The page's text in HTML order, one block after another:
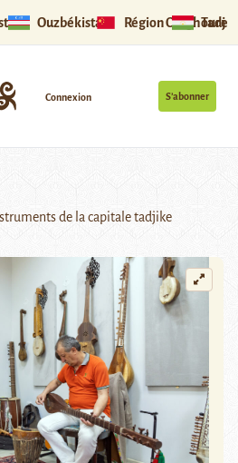
Ouzbékistan Région Ouïghoure
S’abonner
Connexion
de la capitale tadjike